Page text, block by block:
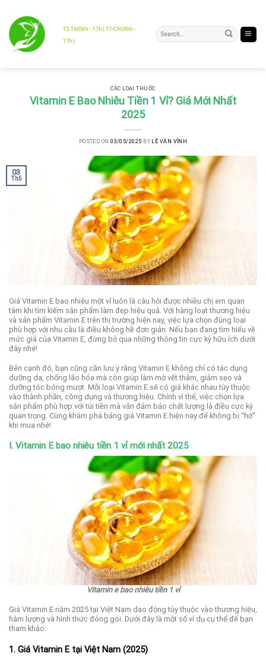
content
T2-T6(08h - 17h) T7-CN(08h -
17h)
CÁC LOẠI THUỐC
Vitamin E Bao Nhiêu Tiền 1 Vỉ? Giá Mới Nhất
2025
POSTED ON03/05/2025 BY LÊ VĂN VĨNH
03
Th5
Giá Vitamin E bao nhiêu một vỉ luôn là câu hỏi được nhiều chị em quan
tâm khi tìm kiếm sản phẩm làm đẹp hiệu quả. Với hàng loạt thương hiệu
và sản phẩm Vitamin E trên thị trường hiện nay, việc lựa chọn đúng loại
phù hợp với nhu cầu là điều không hề đơn giản. Nếu bạn đang tìm hiểu về
mức giá của Vitamin E, đừng bỏ qua những thông tin cực kỳ hữu ích dưới
đây nhé!
Bên cạnh đó, bạn cũng cần lưu ý rằng Vitamin E không chỉ có tác dụng
dưỡng da, chống lão hóa mà còn giúp làm mờ vết thâm, giảm sẹo và
dưỡng tóc bóng mượt. Mỗi loại Vitamin E sẽ có giá khác nhau tùy thuộc
vào thành phần, công dụng và thương hiệu. Chính vì thế, việc chọn lựa
sản phẩm phù hợp với túi tiền mà vẫn đảm bảo chất lượng là điều cực kỳ
quan trọng. Cùng khám phá bảng giá Vitamin E hiện nay để không bị “hớ”
khi mua nhé!
I. Vitamin E bao nhiêu tiền 1 vỉ mới nhất 2025
Vitamin e bao nhiêu tiền 1 vỉ
Giá Vitamin E năm 2025 tại Việt Nam dao động tùy thuộc vào thương hiệu,
hàm lượng và hình thức đóng gói. Dưới đây là một số ví dụ cụ thể để bạn
tham khảo:​
1. Giá Vitamin E tại Việt Nam (2025)